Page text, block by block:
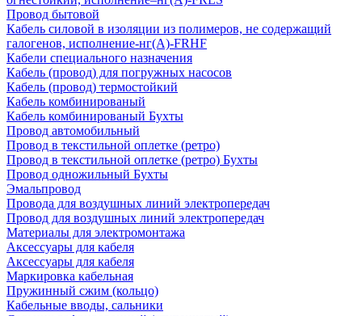
Провод бытовой
Кабель силовой в изоляции из полимеров, не содержащий
галогенов, исполнение-нг(А)-FRHF
Кабели специального назначения
Кабель (провод) для погружных насосов
Кабель (провод) термостойкий
Кабель комбинированый
Кабель комбинированый Бухты
Провод автомобильный
Провод в текстильной оплетке (ретро)
Провод в текстильной оплетке (ретро) Бухты
Провод одножильный Бухты
Эмальпровод
Провода для воздушных линий электропередач
Провод для воздушных линий электропередач
Материалы для электромонтажа
Аксессуары для кабеля
Аксессуары для кабеля
Маркировка кабельная
Пружинный сжим (кольцо)
Кабельные вводы, сальники